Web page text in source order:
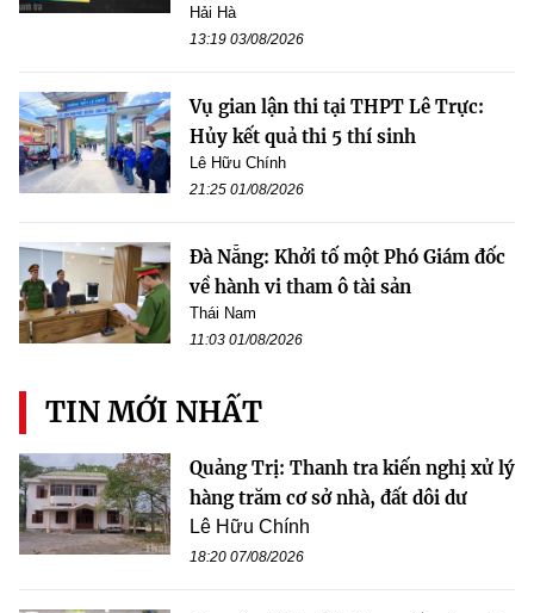
Hải Hà
13:19 03/08/2026
Vụ gian lận thi tại THPT Lê Trực:
Hủy kết quả thi 5 thí sinh
Lê Hữu Chính
21:25 01/08/2026
Đà Nẵng: Khởi tố một Phó Giám đốc
về hành vi tham ô tài sản
Thái Nam
11:03 01/08/2026
TIN MỚI NHẤT
Quảng Trị: Thanh tra kiến nghị xử lý
hàng trăm cơ sở nhà, đất dôi dư
Lê Hữu Chính
18:20 07/08/2026